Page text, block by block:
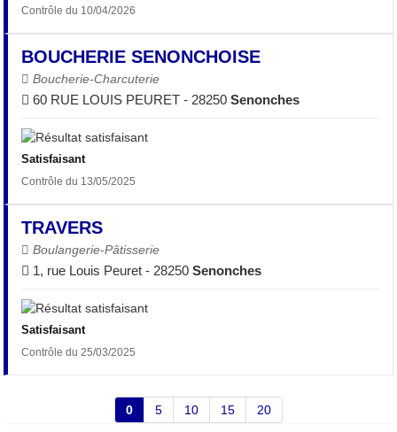
Contrôle du 10/04/2026
BOUCHERIE SENONCHOISE
Boucherie-Charcuterie
60 RUE LOUIS PEURET - 28250Senonches
Satisfaisant
Contrôle du 13/05/2025
TRAVERS
Boulangerie-Pâtisserie
1, rue Louis Peuret - 28250Senonches
Satisfaisant
Contrôle du 25/03/2025
0 5 10 15 20